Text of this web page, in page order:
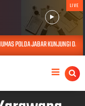
LIVE
POLDA JABAR KUNJUNGI DAN